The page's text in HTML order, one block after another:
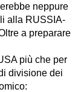
neppure
alla RUSSIA-
a preparare
più che per
divisione dei